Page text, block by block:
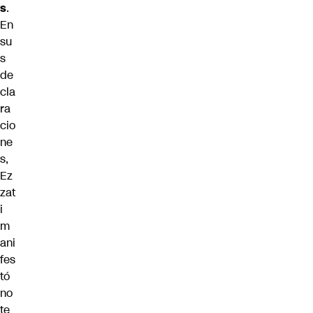
s.
En
su
s
de
cla
ra
cio
ne
s,
Ez
zat
i
m
ani
fes
tó
no
te